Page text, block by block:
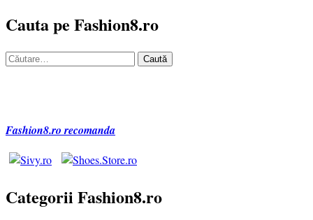
Cauta pe Fashion8.ro
Caută
după:
Fashion8.ro recomanda
Categorii Fashion8.ro